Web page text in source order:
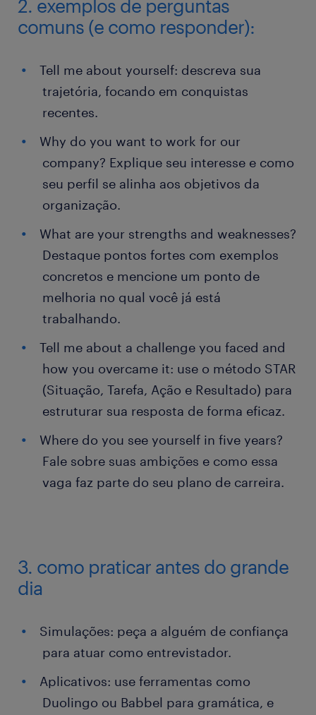
2. exemplos de perguntas
comuns (e como responder):
Tell me about yourself: descreva sua
trajetória, focando em conquistas
recentes.
Why do you want to work for our
company? Explique seu interesse e como
seu perfil se alinha aos objetivos da
organização.
What are your strengths and weaknesses?
Destaque pontos fortes com exemplos
concretos e mencione um ponto de
melhoria no qual você já está
trabalhando.
Tell me about a challenge you faced and
how you overcame it: use o método STAR
(Situação, Tarefa, Ação e Resultado) para
estruturar sua resposta de forma eficaz.
Where do you see yourself in five years?
Fale sobre suas ambições e como essa
vaga faz parte do seu plano de carreira.
3. como praticar antes do grande
dia
Simulações: peça a alguém de confiança
para atuar como entrevistador.
Aplicativos: use ferramentas como
Duolingo ou Babbel para gramática, e